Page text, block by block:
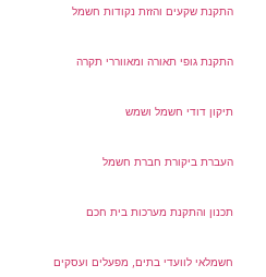
התקנת שקעים והזזת נקודות חשמל
התקנת גופי תאורה ומאווררי תקרה
תיקון דודי חשמל ושמש
העברת ביקורת חברת חשמל
תכנון והתקנת מערכות בית חכם
חשמלאי לוועדי בתים, מפעלים ועסקים